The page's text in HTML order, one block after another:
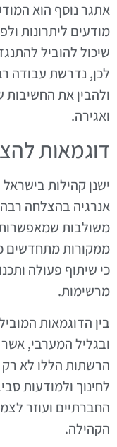
אתגר נוסף הוא
מודעים ליתרונות
שיכול להוביל
לכן, נדרשת עבודה
ולהבין את
ואגירה.
דוגמאות
ישנן קהילות
אנרגיה בהצלחה
משולבות
ממקורות מתחדשים
כי שיתוף פעולה
מרשימות.
בין הדוגמאות
ובגליל המערבי,
הרשתות הללו לא
לחינוך ולמודעות
החברתיים ועוזר
הקהילה.